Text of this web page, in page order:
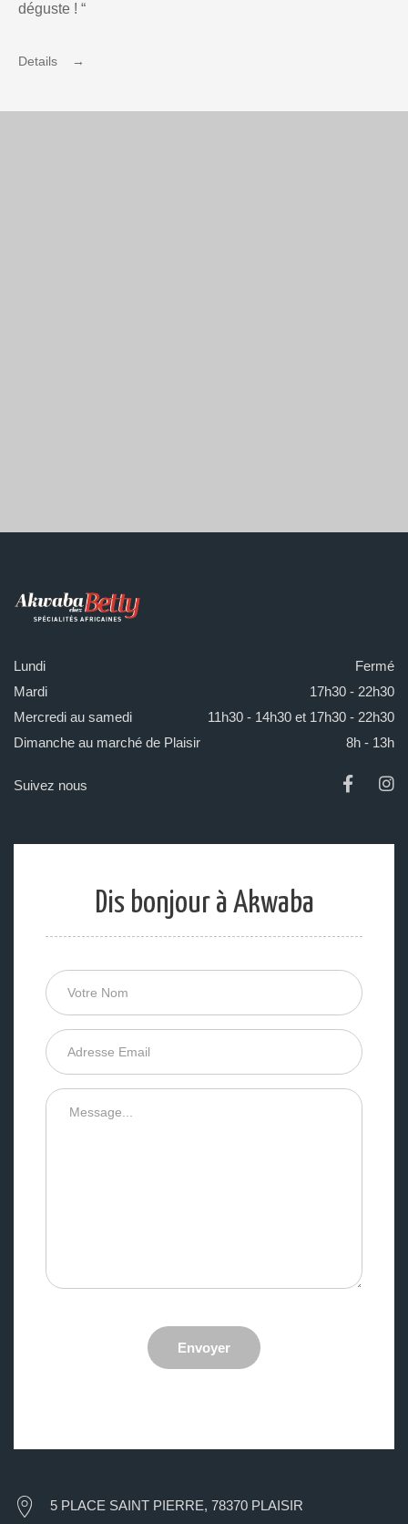
déguste ! “
Details →
Lundi
Fermé
Mardi
17h30 - 22h30
Mercredi au samedi
11h30 - 14h30 et 17h30 - 22h30
Dimanche au marché de Plaisir
8h - 13h
Suivez nous
Dis bonjour à Akwaba
Envoyer
5 PLACE SAINT PIERRE, 78370 PLAISIR